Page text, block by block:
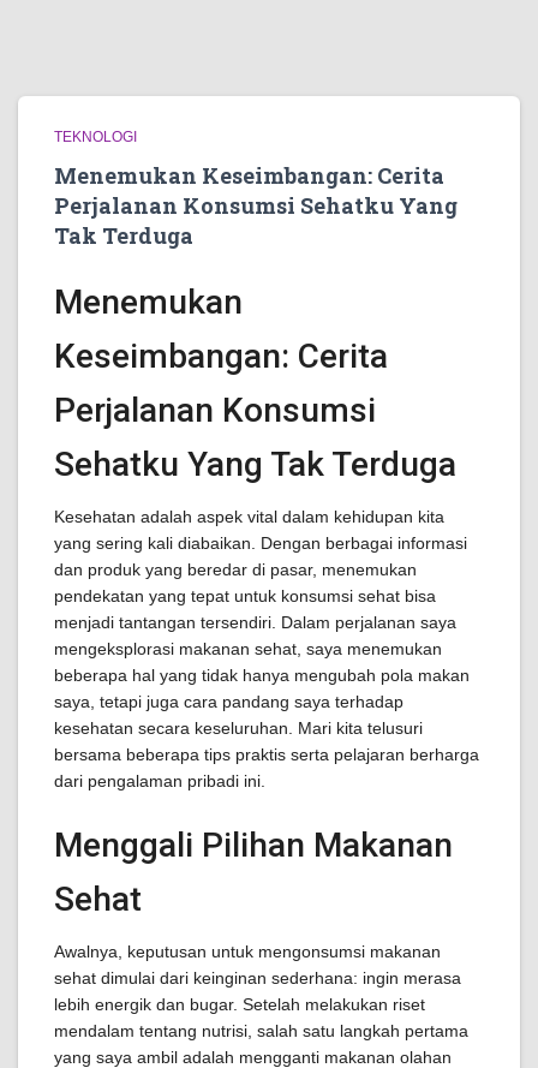
TEKNOLOGI
Menemukan Keseimbangan: Cerita
Perjalanan Konsumsi Sehatku Yang
Tak Terduga
Menemukan
Keseimbangan: Cerita
Perjalanan Konsumsi
Sehatku Yang Tak Terduga
Kesehatan adalah aspek vital dalam kehidupan kita
yang sering kali diabaikan. Dengan berbagai informasi
dan produk yang beredar di pasar, menemukan
pendekatan yang tepat untuk konsumsi sehat bisa
menjadi tantangan tersendiri. Dalam perjalanan saya
mengeksplorasi makanan sehat, saya menemukan
beberapa hal yang tidak hanya mengubah pola makan
saya, tetapi juga cara pandang saya terhadap
kesehatan secara keseluruhan. Mari kita telusuri
bersama beberapa tips praktis serta pelajaran berharga
dari pengalaman pribadi ini.
Menggali Pilihan Makanan
Sehat
Awalnya, keputusan untuk mengonsumsi makanan
sehat dimulai dari keinginan sederhana: ingin merasa
lebih energik dan bugar. Setelah melakukan riset
mendalam tentang nutrisi, salah satu langkah pertama
yang saya ambil adalah mengganti makanan olahan